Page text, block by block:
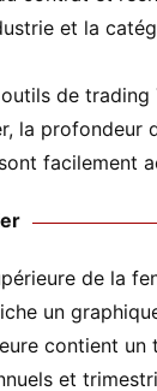
et la
de trading
la profondeur
facilement
de la
un
contient un
et